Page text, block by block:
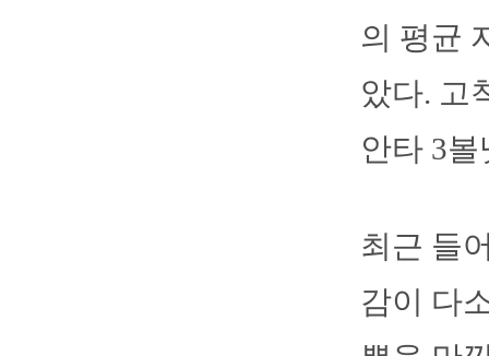
의 평균
았다. 고
안타 3
최근 들
감이 다